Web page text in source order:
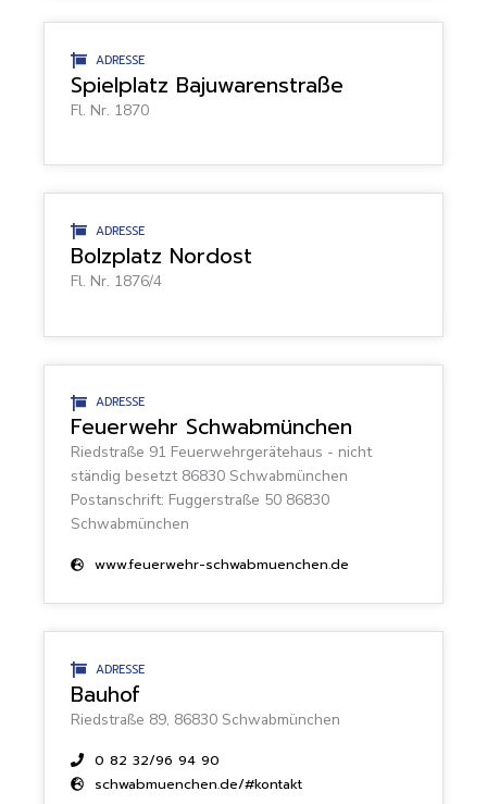
ADRESSE
Spielplatz Bajuwarenstraße
Fl. Nr. 1870
ADRESSE
Bolzplatz Nordost
Fl. Nr. 1876/4
ADRESSE
Feuerwehr Schwabmünchen
Riedstraße 91 Feuerwehrgerätehaus - nicht
ständig besetzt 86830 Schwabmünchen
Postanschrift: Fuggerstraße 50 86830
Schwabmünchen
www.feuerwehr-schwabmuenchen.de
ADRESSE
Bauhof
Riedstraße 89, 86830 Schwabmünchen
0 82 32/96 94 90
schwabmuenchen.de/#kontakt